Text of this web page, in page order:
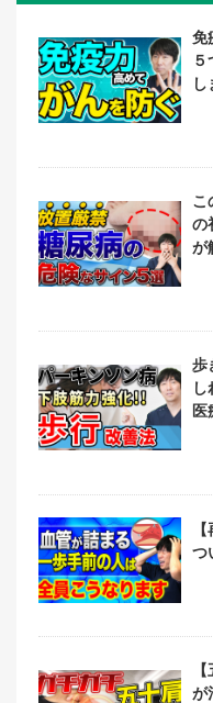
免
し
こ
の
が
歩
医
つ
が